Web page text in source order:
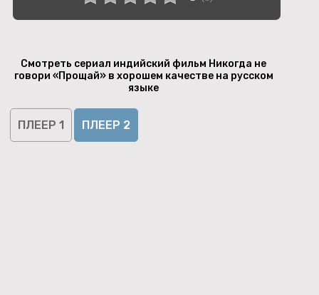
Смотреть сериал индийский фильм Никогда не
говори «Прощай» в хорошем качестве на русском
языке
ПЛЕЕР 1 ПЛЕЕР 2